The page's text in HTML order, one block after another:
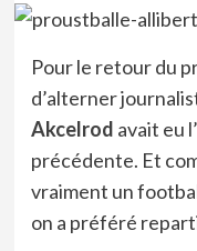
Pour le retour du
d’alterner
Akcelrod avait eu
précédente. Et
vraiment un
on a préféré